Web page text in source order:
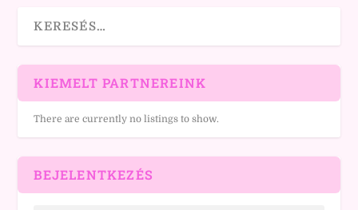
KIEMELT PARTNEREINK
There are currently no listings to show.
BEJELENTKEZÉS